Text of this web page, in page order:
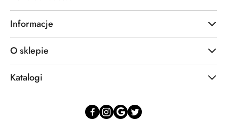
Informacje
O sklepie
Katalogi